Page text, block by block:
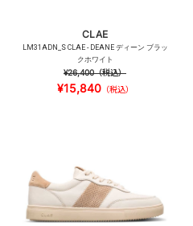
CLAE
LM31ADN_S CLAE - DEANE ディーン ブラッ
クホワイト
¥26,400（税込）
¥15,840（税込）